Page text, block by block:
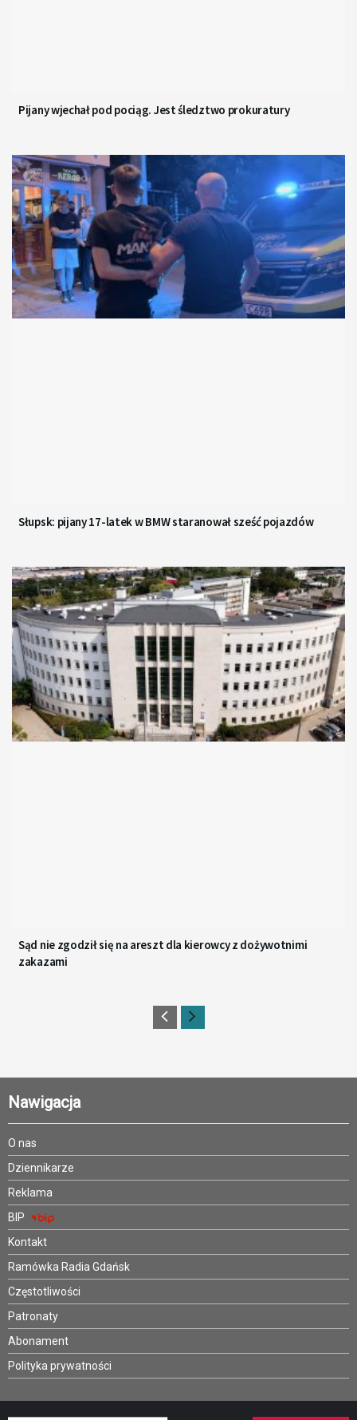
Pijany wjechał pod pociąg. Jest śledztwo prokuratury
Słupsk: pijany 17-latek w BMW staranował sześć pojazdów
Sąd nie zgodził się na areszt dla kierowcy z dożywotnimi
zakazami
Nawigacja
O nas
Dziennikarze
Reklama
BIP
Kontakt
Ramówka Radia Gdańsk
Częstotliwości
Patronaty
Abonament
Polityka prywatności